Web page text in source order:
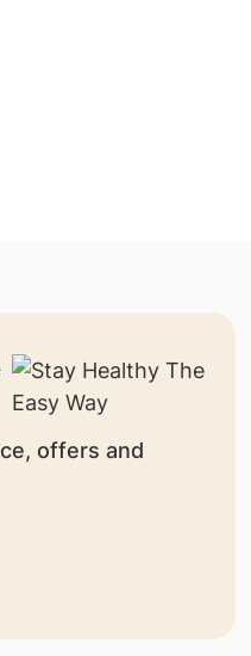
offers and